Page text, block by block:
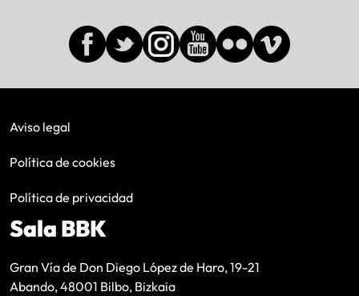
Aviso legal
Política de cookies
Política de privacidad
Sala BBK
Gran Vía de Don Diego López de Haro, 19-21
Abando, 48001 Bilbo, Bizkaia